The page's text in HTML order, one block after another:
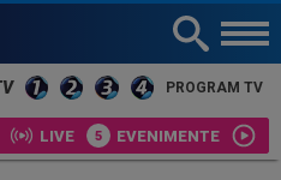
PROGRAM TV
LIVE EVENIMENTE